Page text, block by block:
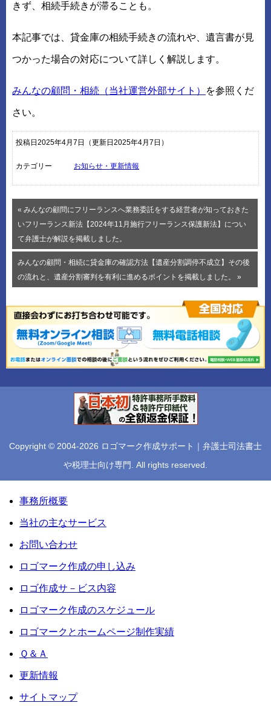
きず、相続手続きが滞ることも。
本記事では、貸金庫の相続手続きの流れや、遺言書が見
つかった場合の対応について詳しく解説します。
みんなの顧問・相続（当社運営外部サイト） を参照くだ
さい。
投稿日2025年4月7日 （更新日2025年4月7日）
カテゴリー お知らせ・更新情報
« みんなの顧問にフリーランスへ業務委託をする経営者が知っておきた
いフリーランス新法【2024年11月施行フリーランス保護新法】につい
て弁護士が解説を掲載しました。
みんなの顧問・相続に貸金庫の確認方法【遺産分割調停不成立】その後
の流れと、遺産分割審判を有利に進めるポイントを掲載しました。 »
Copyright © 2004-2026 ロゴマーク作成サポート｜弁護士司法書士
や税理士向け専門. All rights reserved.
事務所概要
当社の主なサービス
お問い合わせ
ロゴマーク作成の申し込み
ロゴ作成サ－ビス内容
ロゴマーク作成のスケジュール
ロゴマークとホームページ制作実績
Ｑ＆Ａ
更新情報
サイトマップ